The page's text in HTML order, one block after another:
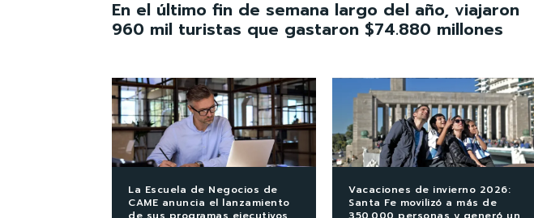
En el último fin de semana largo del año, viajaron
960 mil turistas que gastaron $74.880 millones
La Escuela de Negocios de
CAME anuncia el lanzamiento
Vacaciones de invierno 2026:
Santa Fe movilizó a más de